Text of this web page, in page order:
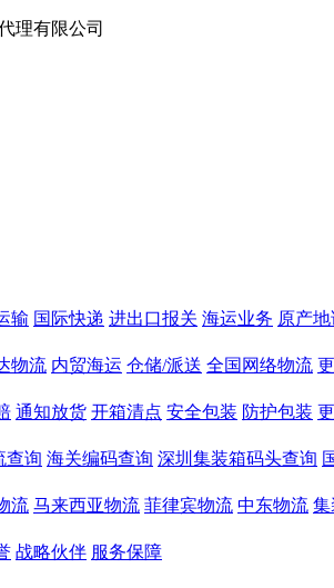
理有限公司
输 国际快递 进出口报关 海运业务 原产
物流 内贸海运 仓储/派送 全国网络物流
通知放货 开箱清点 安全包装 防护包装
查询 海关编码查询 深圳集装箱码头查询
流 马来西亚物流 菲律宾物流 中东物流 集
战略伙伴 服务保障